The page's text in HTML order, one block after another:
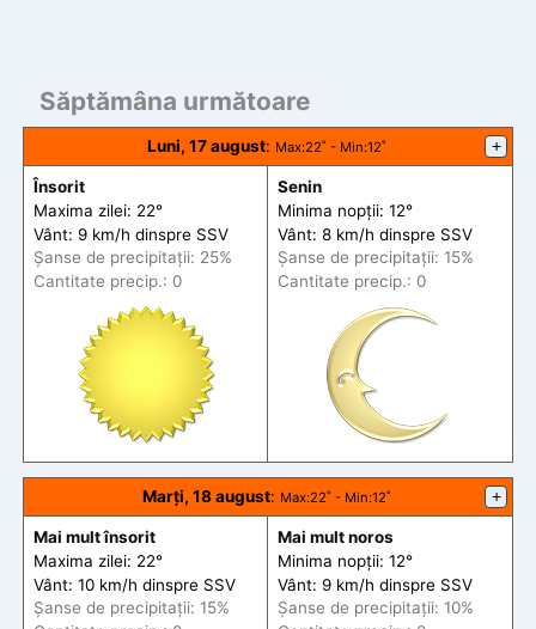
Săptămâna următoare
Luni, 17 august: Max:22˚ - Min:12˚ +
Însorit
Maxima zilei: 22°
Vânt: 9 km/h dinspre SSV
Șanse de precipitații: 25%
Cantitate precip.: 0
Senin
Minima nopții: 12°
Vânt: 8 km/h dinspre SSV
Șanse de precipitații: 15%
Cantitate precip.: 0
Marți, 18 august: Max:22˚ - Min:12˚ +
Mai mult însorit
Maxima zilei: 22°
Vânt: 10 km/h dinspre SSV
Șanse de precipitații: 15%
Mai mult noros
Minima nopții: 12°
Vânt: 9 km/h dinspre SSV
Șanse de precipitații: 10%